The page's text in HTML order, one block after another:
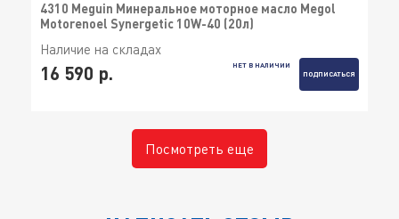
4310 Meguin Минеральное моторное масло Megol
Motorenoel Synergetic 10W-40 (20л)
Наличие на складах
16 590 р.
НЕТ В НАЛИЧИИ
ПОДПИСАТЬСЯ
Посмотреть еще